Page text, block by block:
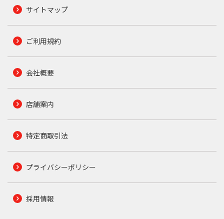
サイトマップ
ご利用規約
会社概要
店舗案内
特定商取引法
プライバシーポリシー
採用情報